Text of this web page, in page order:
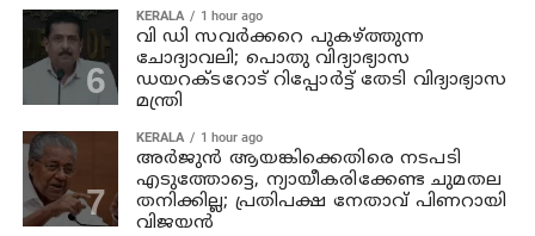
KERALA 1 hour ago
വി ഡി സവര്‍ക്കറെ പുകഴ്ത്തുന്ന
ചോദ്യാവലി; പൊതു വിദ്യാഭ്യാസ
ഡയറക്ടറോട് റിപ്പോര്‍ട്ട് തേടി വിദ്യാഭ്യാസ
മന്ത്രി
KERALA 1 hour ago
അര്‍ജുന്‍ ആയങ്കിക്കെതിരെ നടപടി
എടുത്തോട്ടെ, ന്യായീകരിക്കേണ്ട ചുമതല
തനിക്കില്ല; പ്രതിപക്ഷ നേതാവ് പിണറായി
വിജയന്‍